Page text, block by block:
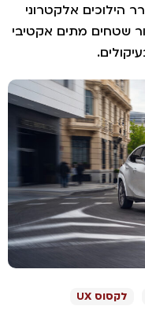
עד כה), בורר הילוכים אלקטרוני
שטחים מתים אקטיבי
לקסוס UX